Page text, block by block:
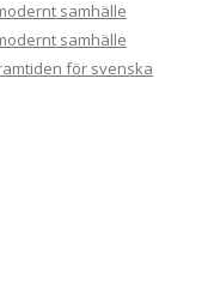
samhälle
samhälle
för svenska